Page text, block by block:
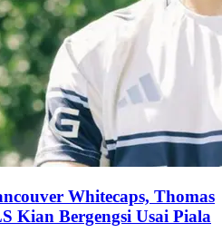
Whitecaps, Thomas
Kian Bergengsi Usai Piala